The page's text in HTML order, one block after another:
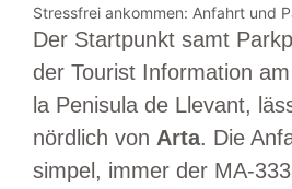
Stressfrei ankommen: Anfahrt und
Der Startpunkt samt
der Tourist Information
la Penisula de Llevant,
nördlich von Arta. Die
simpel, immer der MA-